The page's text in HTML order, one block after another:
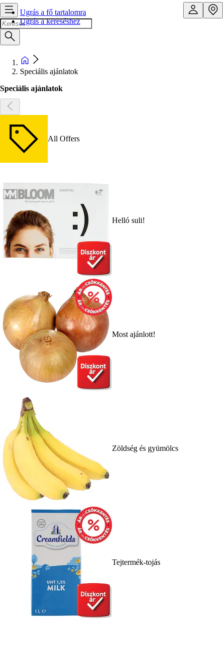
Ugrás a fő tartalomra
Ugrás a kereséshez
Speciális ajánlatok
Speciális ajánlatok
All Offers
Helló suli!
Most ajánlott!
Zöldség és gyümölcs
Tejtermék-tojás